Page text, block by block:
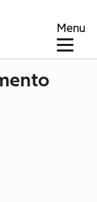
Menu